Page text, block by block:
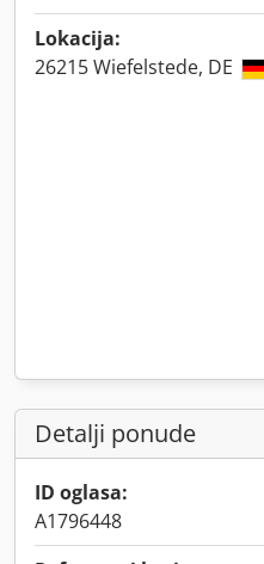
Lokacija:
26215 Wiefelstede, DE
Detalji ponude
ID oglasa:
A1796448